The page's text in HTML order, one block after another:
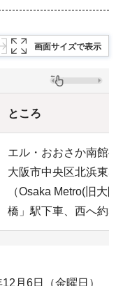
画面サイズで表示
ところ
エル・おおさか南館4
大阪市中央区北浜東3-
（Osaka Metro(旧大
橋」駅下車、西へ約
月6日（金曜日）